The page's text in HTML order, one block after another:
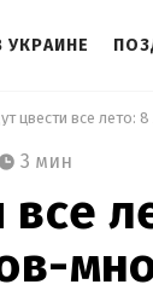
УКРАИНЕ
цвести все лето:
3 мин
все